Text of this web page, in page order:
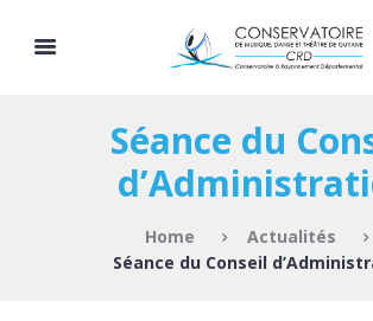
Séance du
Home
Actualités
Séance du Conseil